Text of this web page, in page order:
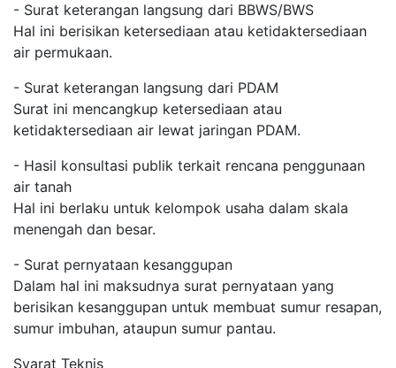
- Surat keterangan langsung dari BBWS/BWS
Hal ini berisikan ketersediaan atau ketidaktersediaan
air permukaan.
- Surat keterangan langsung dari PDAM
Surat ini mencangkup ketersediaan atau
ketidaktersediaan air lewat jaringan PDAM.
- Hasil konsultasi publik terkait rencana penggunaan
air tanah
Hal ini berlaku untuk kelompok usaha dalam skala
menengah dan besar.
- Surat pernyataan kesanggupan
Dalam hal ini maksudnya surat pernyataan yang
berisikan kesanggupan untuk membuat sumur resapan,
sumur imbuhan, ataupun sumur pantau.
Syarat Teknis